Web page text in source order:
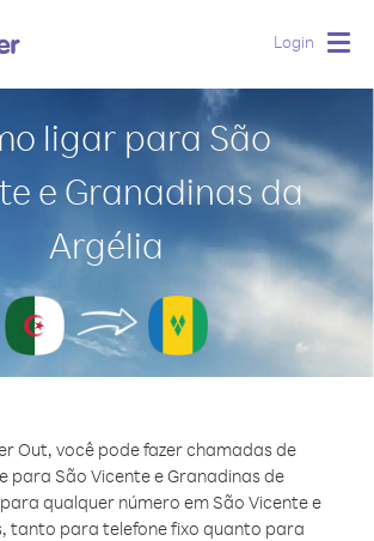
Login
ligar para São
e Granadinas da
Argélia
Out, você pode fazer chamadas de
para São Vicente e Granadinas de
qualquer número em São Vicente e
tanto para telefone fixo quanto para